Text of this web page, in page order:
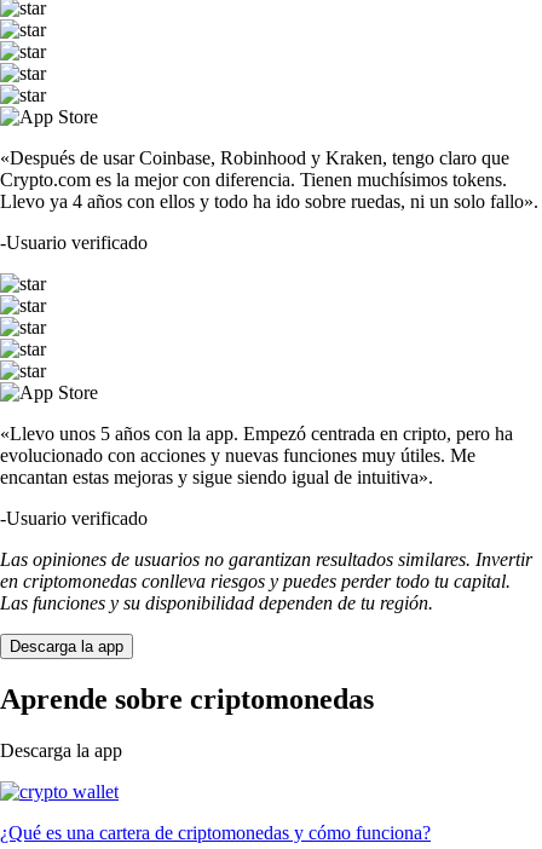
«Después de usar Coinbase, Robinhood y Kraken, tengo claro que
Crypto.com es la mejor con diferencia. Tienen muchísimos tokens.
Llevo ya 4 años con ellos y todo ha ido sobre ruedas, ni un solo fallo».
-Usuario verificado
«Llevo unos 5 años con la app. Empezó centrada en cripto, pero ha
evolucionado con acciones y nuevas funciones muy útiles. Me
encantan estas mejoras y sigue siendo igual de intuitiva».
-Usuario verificado
Las opiniones de usuarios no garantizan resultados similares. Invertir
en criptomonedas conlleva riesgos y puedes perder todo tu capital.
Las funciones y su disponibilidad dependen de tu región.
Descarga la app
Aprende sobre criptomonedas
Descarga la app
¿Qué es una cartera de criptomonedas y cómo funciona?